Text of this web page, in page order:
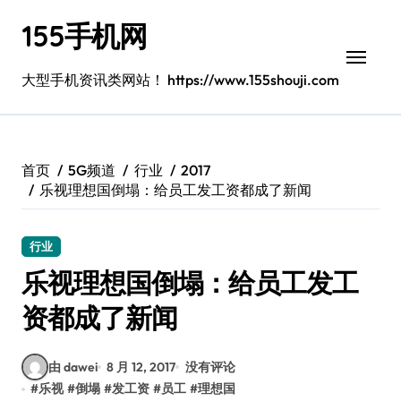
155手机网
大型手机资讯类网站！ https://www.155shouji.com
首页 5G频道 行业
2017
乐视理想国倒塌：给员工发工资都成了新闻
行业
乐视理想国倒塌：给员工发工
资都成了新闻
由 dawei 8 月 12, 2017 没有评论
#乐视 #倒塌 #发工资 #员工 #理想国